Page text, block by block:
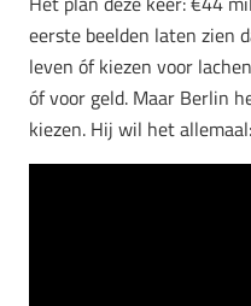
eerste beelden laten zien
leven óf kiezen voor
óf voor geld. Maar Berlin
kiezen. Hij wil het allemaal: